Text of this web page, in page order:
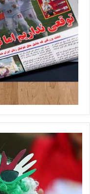
قهرمانی داخل سالن
تغییرات مثبت در
فدراسیون‌نشین‌ها به
می‌دهند و بازگشت
این تیم منتفی خواهد شد!
💻منبع:فوتبال360 📸عکس:کافا
◾️با فوتبالز همراه شوید
تیم ملی فوتسال